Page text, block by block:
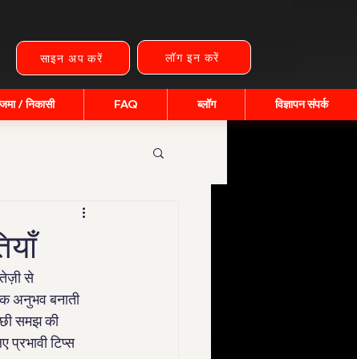
साइन अप करें लॉग इन करें
/ निकासी FAQ ब्लॉग विज्ञापन संपर्क
से
अनुभव बनाती
समझ की
टिप्स